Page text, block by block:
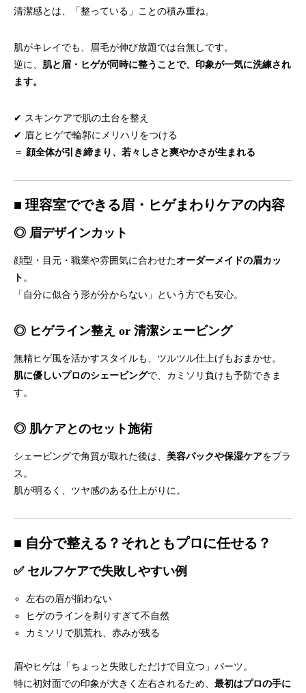
清潔感とは、「整っている」ことの積み重ね。
肌がキレイでも、眉毛が伸び放題では台無しです。
逆に、 肌と眉・ヒゲが同時に整うことで、印象が一気に洗練され
ます。
✔ スキンケアで肌の土台を整え
✔ 眉とヒゲで輪郭にメリハリをつける
＝ 顔全体が引き締まり、若々しさと爽やかさが生まれる
■ 理容室でできる眉・ヒゲまわりケアの内容
◎ 眉デザインカット
顔型・目元・職業や雰囲気に合わせたオーダーメイドの眉カッ
ト 。
「自分に似合う形が分からない」という方でも安心。
◎ ヒゲライン整え or 清潔シェービング
無精ヒゲ風を活かすスタイルも、ツルツル仕上げもおまかせ。
肌に優しいプロのシェービングで、カミソリ負けも予防できま
す。
◎ 肌ケアとのセット施術
シェービングで角質が取れた後は、 美容パックや保湿ケアをプラ
ス。
肌が明るく、ツヤ感のある仕上がりに。
■ 自分で整える？それともプロに任せる？
✅ セルフケアで失敗しやすい例
左右の眉が揃わない
ヒゲのラインを剃りすぎて不自然
カミソリで肌荒れ、赤みが残る
眉やヒゲは「ちょっと失敗しただけで目立つ」パーツ。
特に初対面での印象が大きく左右されるため、 最初はプロの手に